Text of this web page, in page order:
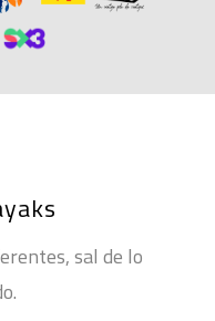
sal de lo